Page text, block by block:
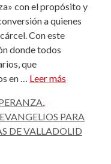
con el propósito y
a quienes
Con este
donde todos
que
en … Leer más
,
EVANGELIOS PARA
DE VALLADOLID